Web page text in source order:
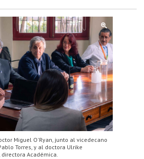
Miguel O'Ryan, junto al vicedecano
Torres, y al doctora Ulrike
Académica.